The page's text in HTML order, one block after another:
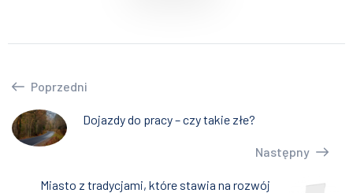
Poprzedni
Dojazdy do pracy – czy takie złe?
Następny
Miasto z tradycjami, które stawia na rozwój